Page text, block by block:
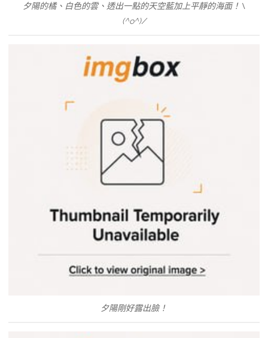
夕陽的橘、白色的雲、透出一點的天空藍加上平靜的海面！\
(^o^)/
夕陽剛好露出臉！